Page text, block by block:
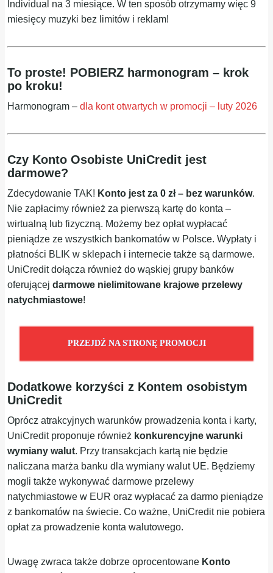
Individual na 3 miesiące. W ten sposób otrzymamy więc 9
miesięcy muzyki bez limitów i reklam!
To proste! POBIERZ harmonogram – krok
po kroku!
Harmonogram –dla kont otwartych w promocji – luty 2026
Czy Konto Osobiste UniCredit jest
darmowe?
Zdecydowanie TAK! Konto jest za 0 zł – bez warunków.
Nie zapłacimy również za pierwszą kartę do konta –
wirtualną lub fizyczną. Możemy bez opłat wypłacać
pieniądze ze wszystkich bankomatów w Polsce. Wypłaty i
płatności BLIK w sklepach i internecie także są darmowe.
UniCredit dołącza również do wąskiej grupy banków
oferującejdarmowe nielimitowane krajowe przelewy
natychmiastowe!
PRZEJDŹ NA STRONĘ PROMOCJI
Dodatkowe korzyści z Kontem osobistym
UniCredit
Oprócz atrakcyjnych warunków prowadzenia konta i karty,
UniCredit proponuje również konkurencyjne warunki
wymiany walut. Przy transakcjach kartą nie będzie
naliczana marża banku dla wymiany walut UE. Będziemy
mogli także wykonywać darmowe przelewy
natychmiastowe w EUR oraz wypłacać za darmo pieniądze
z bankomatów na świecie. Co ważne, UniCredit nie pobiera
opłat za prowadzenie konta walutowego.
Uwagę zwraca także dobrze oprocentowane Konto